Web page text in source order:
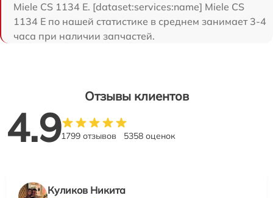
Miele CS 1134 E. [dataset:services:name] Miele CS
1134 E по нашей статистике в среднем занимает 3-4
часа при наличии запчастей.
Отзывы клиентов
4.91799 отзывов 5358 оценок
Куликов Никита